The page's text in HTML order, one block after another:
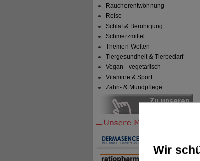
Wir
Raucherentwöhnung
Reise
Schlaf & Beruhigung
Schmerzmittel
Themen-Welten
Tiergesundheit & Tierbedarf
Vegan - vegetarisch
Vitamine & Sport
Zahn- & Mundpflege